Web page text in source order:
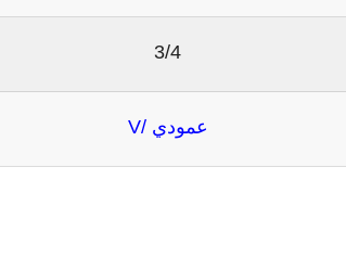
3/4
عمودي /V